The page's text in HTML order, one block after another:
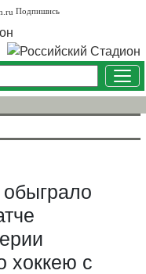
Подпишись
хоккею с